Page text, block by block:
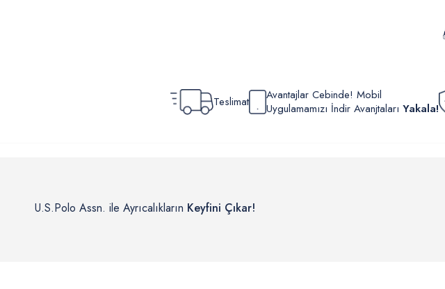
Teslimat
Avantajlar Cebinde! Mobil
Uygulamamızı İndir Avanjtaları Yakala!
U.S.Polo Assn. ile Ayrıcalıkların Keyfini Çıkar!